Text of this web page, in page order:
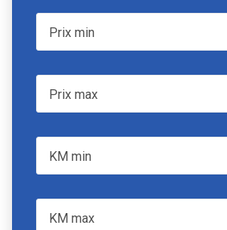
Prix minPrix min
Prix maxPrix max
KM min
KM max